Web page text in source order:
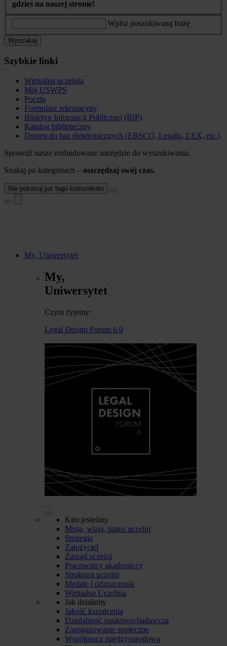
gdzieś na naszej stronie!
Wpisz poszukiwaną frazę
Wyszukaj
Szybkie linki
Wirtualna uczelnia
Mój USWPS
Poczta
Formularz rekrutacyny
Biuletyn Informacji Publicznej (BIP)
Katalog biblioteczny
Dostęp do baz elektronicznych (EBSCO, Legalis, LEX, etc.)
Sprawdź nasze rozbudowane narzędzie do wyszukiwania.
Szukaj po kategoriach – oszczędzaj swój czas.
Nie pokazuj już tego komunikatu
My, Uniwersytet
My,
Uniwersytet
Czym żyjemy:
Legal Design Forum 6.0
Kim jesteśmy
Misja, wizja, status uczelni
Strategia
Założyciel
Zarząd uczelni
Pracownicy akademiccy
Struktura uczelni
Medale i odznaczenia
Wirtualna Uczelnia
Jak działamy
Jakość kształcenia
Działalność naukowo-badawcza
Zaangażowanie społeczne
Współpraca międzynarodowa